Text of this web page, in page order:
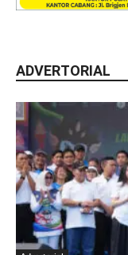
ADVERTORIAL